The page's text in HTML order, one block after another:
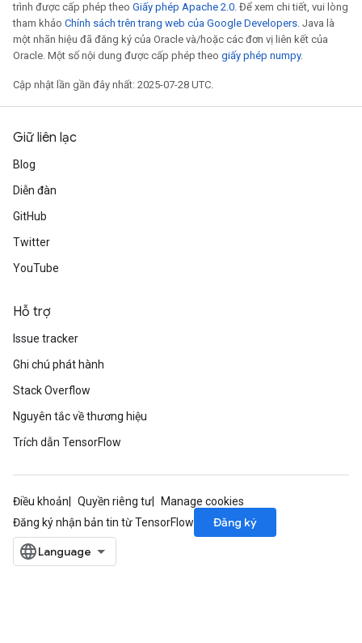
trình được cấp phép theo Giấy phép Apache 2.0. Để xem chi tiết, vui lòng
tham khảo Chính sách trên trang web của Google Developers. Java là
một nhãn hiệu đã đăng ký của Oracle và/hoặc các đơn vị liên kết của
Oracle. Một số nội dung được cấp phép theo giấy phép numpy.
Cập nhật lần gần đây nhất: 2025-07-28 UTC.
Giữ liên lạc
Blog
Diễn đàn
GitHub
Twitter
YouTube
Hỗ trợ
Issue tracker
Ghi chú phát hành
Stack Overflow
Nguyên tắc về thương hiệu
Trích dẫn TensorFlow
Điều khoản Quyền riêng tư
Manage cookies
Đăng ký nhận bản tin từ TensorFlow
Đăng ký